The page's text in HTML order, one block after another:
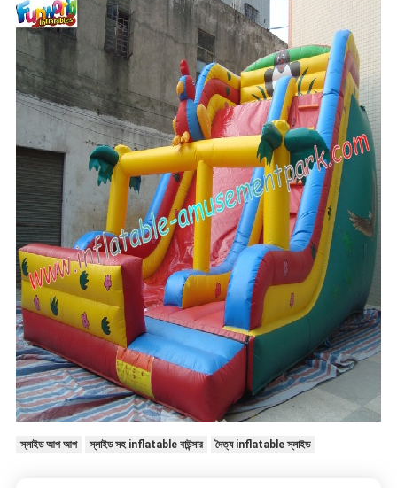
স্লাইড আপ আপ স্লাইড সহ inflatable বাউন্সার দৈত্য inflatable স্লাইড